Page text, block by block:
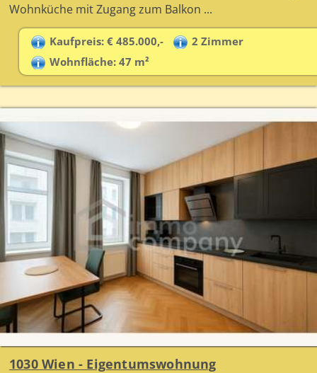
Wohnküche mit Zugang zum Balkon ...
Kaufpreis: € 485.000,-
2 Zimmer
Wohnfläche: 47 m²
1030 Wien - Eigentumswohnung